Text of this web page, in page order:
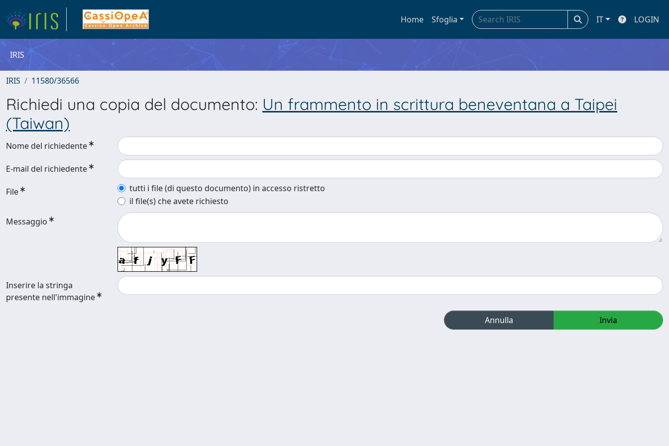
Home Sfoglia IT LOGIN
IRIS
IRIS 11580/36566
Richiedi una copia del documento: Un frammento in scrittura beneventana a Taipei
(Taiwan)
Nome del richiedente
E-mail del richiedente
File
tutti i file (di questo documento) in accesso ristretto
il file(s) che avete richiesto
Messaggio
Inserire la stringa
presente nell'immagine
Annulla Invia